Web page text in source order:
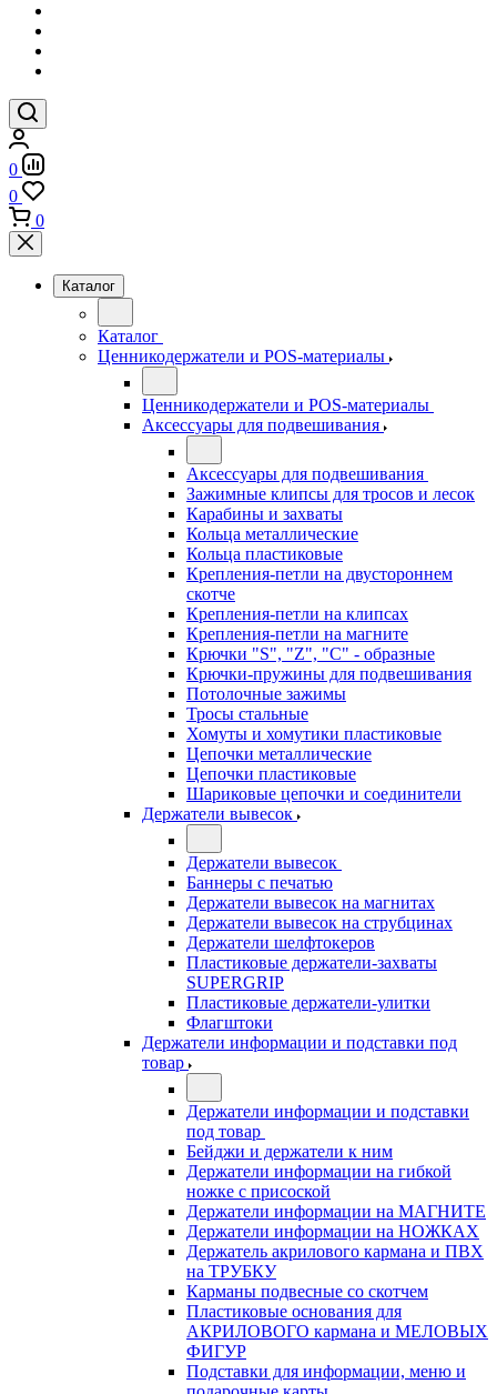
0
0
0
Каталог
Каталог
Ценникодержатели и POS-материалы
Ценникодержатели и POS-материалы
Аксессуары для подвешивания
Аксессуары для подвешивания
Зажимные клипсы для тросов и лесок
Карабины и захваты
Кольца металлические
Кольца пластиковые
Крепления-петли на двустороннем
скотче
Крепления-петли на клипсах
Крепления-петли на магните
Крючки "S", "Z", "C" - образные
Крючки-пружины для подвешивания
Потолочные зажимы
Тросы стальные
Хомуты и хомутики пластиковые
Цепочки металлические
Цепочки пластиковые
Шариковые цепочки и соединители
Держатели вывесок
Держатели вывесок
Баннеры с печатью
Держатели вывесок на магнитах
Держатели вывесок на струбцинах
Держатели шелфтокеров
Пластиковые держатели-захваты
SUPERGRIP
Пластиковые держатели-улитки
Флагштоки
Держатели информации и подставки под
товар
Держатели информации и подставки
под товар
Бейджи и держатели к ним
Держатели информации на гибкой
ножке с присоской
Держатели информации на МАГНИТЕ
Держатели информации на НОЖКАХ
Держатель акрилового кармана и ПВХ
на ТРУБКУ
Карманы подвесные со скотчем
Пластиковые основания для
АКРИЛОВОГО кармана и МЕЛОВЫХ
ФИГУР
Подставки для информации, меню и